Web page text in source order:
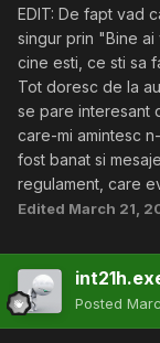
EDIT: De fapt vad
singur prin "Bine
cine esti, ce sti sa
Tot doresc de la
se pare interesant
care-mi amintesc
fost banat si
regulament, care
Edited March 21,
Posted